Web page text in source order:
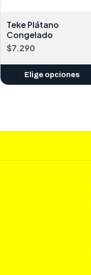
Teke Plátano
Congelado
$7.290
Elige opciones